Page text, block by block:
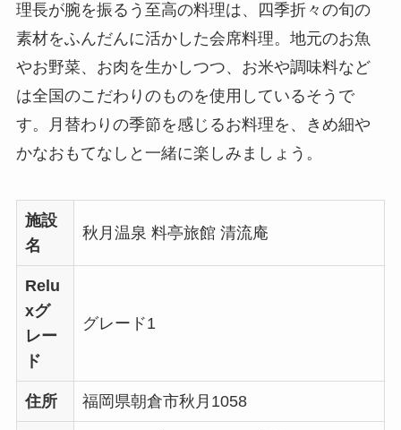
理長が腕を振るう至高の料理は、四季折々の旬の
素材をふんだんに活かした会席料理。地元のお魚
やお野菜、お肉を生かしつつ、お米や調味料など
は全国のこだわりのものを使用しているそうで
す。月替わりの季節を感じるお料理を、きめ細や
かなおもてなしと一緒に楽しみましょう。
施設
名
秋月温泉 料亭旅館 清流庵
Relu
xグ
レー
ド
グレード1
住所 福岡県朝倉市秋月1058